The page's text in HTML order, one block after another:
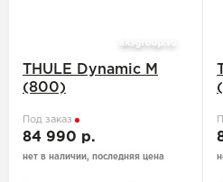
THULE Dynamic M
(800)
Под заказ
84 990 р.
нет в наличии, последняя цена